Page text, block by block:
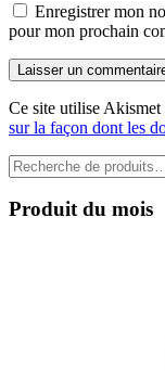
Enregistrer mon
pour mon prochain
Laisser un
Ce site utilise Akismet
sur la façon dont les
Recherche
pour :
Produit du mois